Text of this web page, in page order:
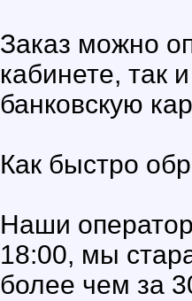
Заказ можно
кабинете, так
банковскую
Как быстро
Наши
18:00, мы
более чем за